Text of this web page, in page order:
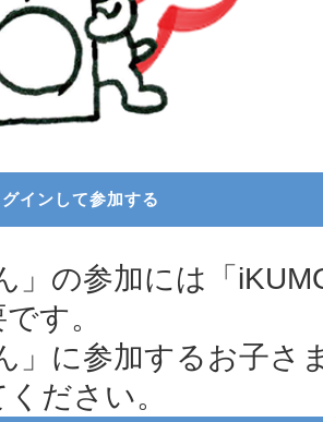
グインして参加する
の参加には「
す。
に参加するお子さ
ださい。